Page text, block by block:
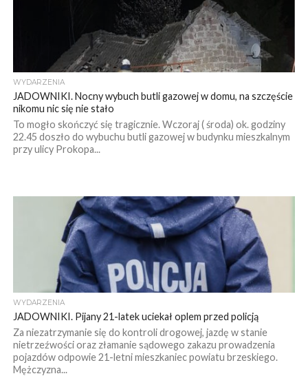
WYDARZENIA
JADOWNIKI. Nocny wybuch butli gazowej w domu, na szczęście
nikomu nic się nie stało
To mogło skończyć się tragicznie. Wczoraj ( środa) ok. godziny
22.45 doszło do wybuchu butli gazowej w budynku mieszkalnym
przy ulicy Prokopa...
WYDARZENIA
JADOWNIKI. Pijany 21-latek uciekał oplem przed policją
Za niezatrzymanie się do kontroli drogowej, jazdę w stanie
nietrzeźwości oraz złamanie sądowego zakazu prowadzenia
pojazdów odpowie 21-letni mieszkaniec powiatu brzeskiego.
Mężczyzna...